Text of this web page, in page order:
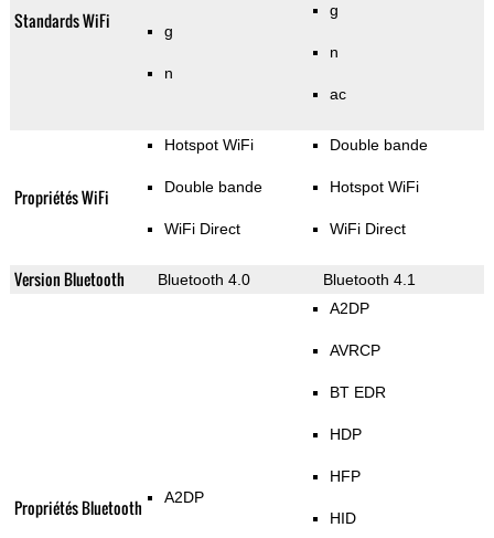
Standards WiFi g
n
g
n
ac
Propriétés WiFi
Hotspot WiFi
Double bande
WiFi Direct
Double bande
Hotspot WiFi
WiFi Direct
Version Bluetooth Bluetooth 4.0 Bluetooth 4.1
Propriétés Bluetooth A2DP
A2DP
AVRCP
BT EDR
HDP
HFP
HID